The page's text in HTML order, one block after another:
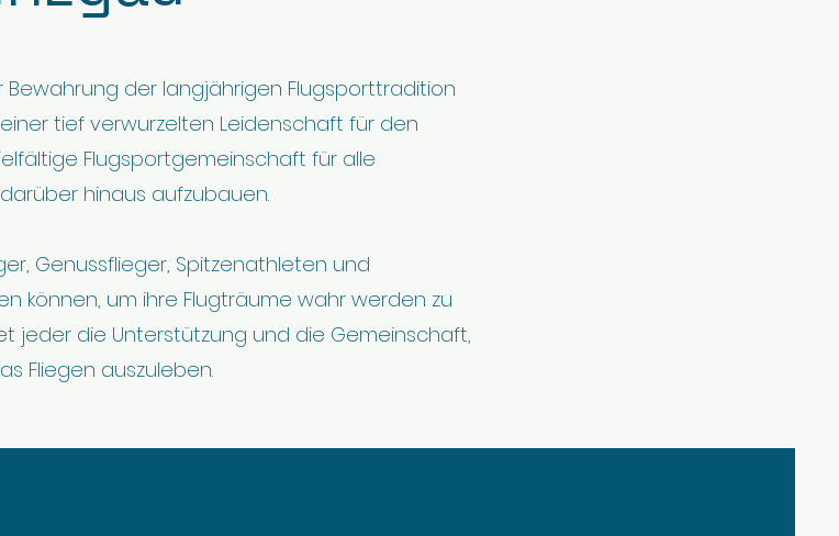
der langjährigen Flugsporttradition
tief verwurzelten Leidenschaft für den
Flugsportgemeinschaft für alle
hinaus aufzubauen.
Genussflieger, Spitzenathleten und
können, um ihre Flugträume wahr werden zu
jeder die Unterstützung und die Gemeinschaft,
Fliegen auszuleben.